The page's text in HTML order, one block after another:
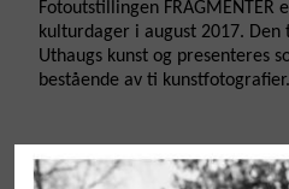
Fotoutstillingen
kulturdager i august 2017.
Uthaugs kunst og presenteres
bestående av ti kunstfotografier.